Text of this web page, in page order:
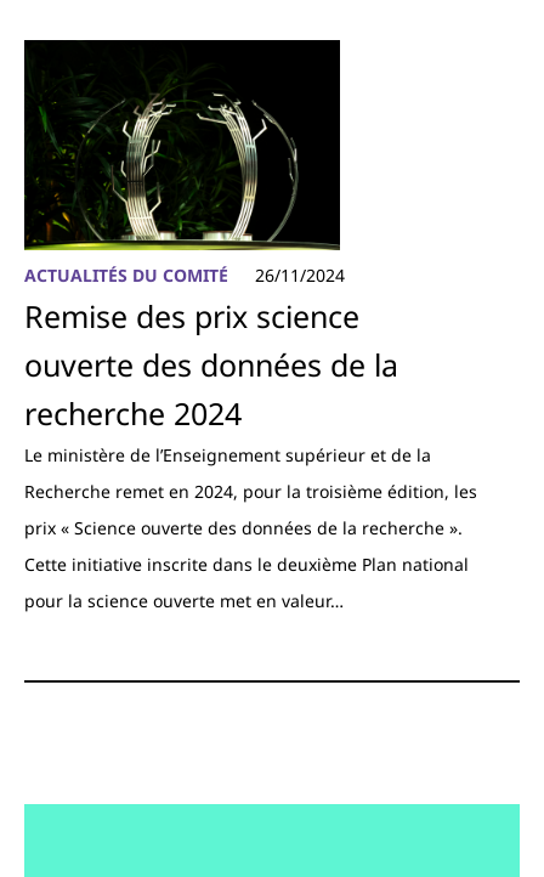
ACTUALITÉS DU COMITÉ 26/11/2024
Remise des prix science
ouverte des données de la
recherche 2024
Le ministère de l’Enseignement supérieur et de la
Recherche remet en 2024, pour la troisième édition, les
prix « Science ouverte des données de la recherche ».
Cette initiative inscrite dans le deuxième Plan national
pour la science ouverte met en valeur…